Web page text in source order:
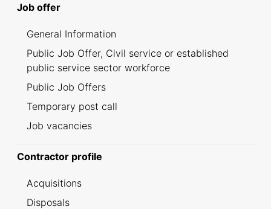
Job offer
General Information
Public Job Offer, Civil service or established
public service sector workforce
Public Job Offers
Temporary post call
Job vacancies
Contractor profile
Acquisitions
Disposals